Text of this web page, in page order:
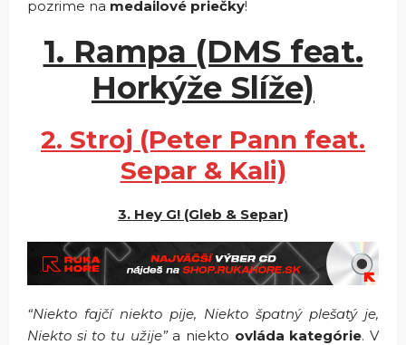
pozrime na medailové priečky!
1. Rampa (DMS feat.
Horkýže Slíže)
2. Stroj (Peter Pann feat.
Separ & Kali)
3. Hey G! (Gleb & Separ)
“Niekto fajčí niekto pije, Niekto špatný plešatý je,
Niekto si to tu užije”a niekto ovláda kategórie. V